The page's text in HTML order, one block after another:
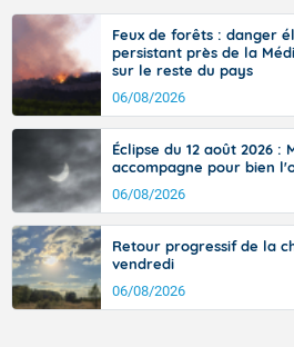
Feux de forêts : danger
persistant près de la
sur le reste du pays
06/08/2026
Éclipse du 12 août 2026 :
accompagne pour bien
06/08/2026
Retour progressif de la
vendredi
06/08/2026